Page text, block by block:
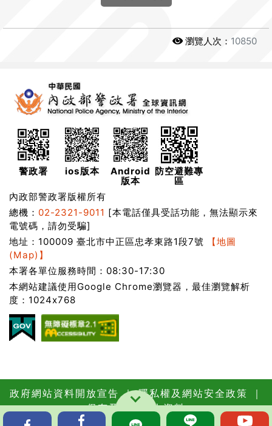
瀏覽人次： 10850
警政署 ios版本
Android
版本
防空避難專
區
內政部警政署版權所有
總機： 02-2321-9011 [本電話僅具受話功能，無法顯示來
電號碼，請勿受騙]
地址：100009 臺北市中正區忠孝東路1段7號
【地圖
(Map)】
本署各單位服務時間：08:30-17:30
本網站建議使用Google Chrome瀏覽器，最佳瀏覽解析
度：1024x768
政府網站資料開放宣告 ｜隱私權及網站安全政策 ｜
保有及管理個人資料
更新日期：115年08月07日
瀏覽人次：